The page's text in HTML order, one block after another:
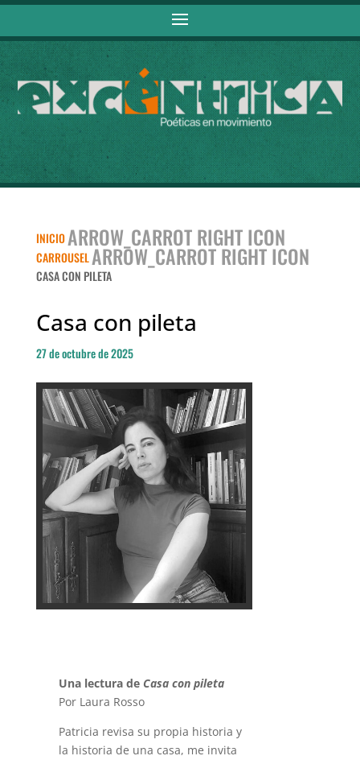
INICIO ARROW_CARROT RIGHT ICON
CARROUSEL ARROW_CARROT RIGHT ICON
CASA CON PILETA
Casa con pileta
27 de octubre de 2025
Una lectura de Casa con pileta
Por Laura Rosso
Patricia revisa su propia historia y
la historia de una casa, me invita